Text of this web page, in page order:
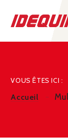
VOUS ÊTES ICI :
Accueil